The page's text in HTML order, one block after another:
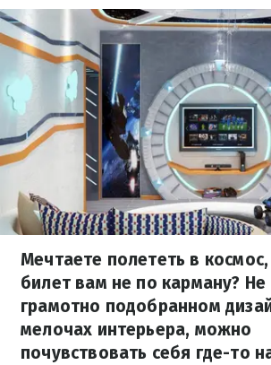
Мечтаете полететь в
билет вам не по карману? Не
грамотно подобранном
мелочах интерьера, можно
почувствовать себя где-то